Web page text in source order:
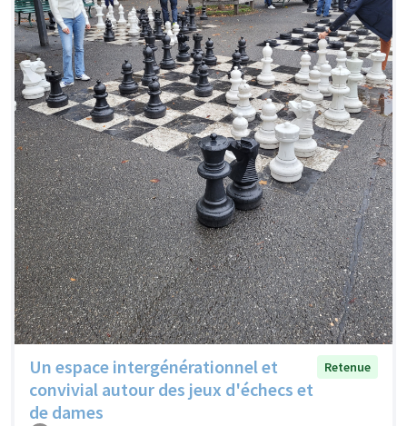
Un espace intergénérationnel et
convivial autour des jeux d'échecs et
de dames
Retenue